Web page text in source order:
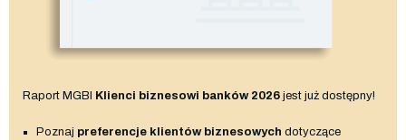
Raport MGBI Klienci biznesowi banków 2026 jest już dostępny!
Poznaj preferencje klientów biznesowych dotyczące